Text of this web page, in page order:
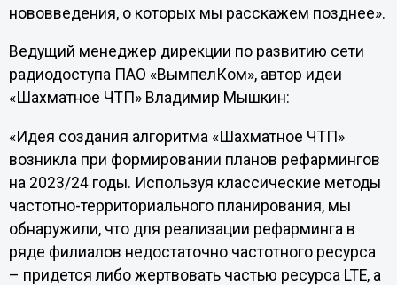
нововведения, о которых мы расскажем позднее».
Ведущий менеджер дирекции по развитию сети
радиодоступа ПАО «ВымпелКом», автор идеи
«Шахматное ЧТП» Владимир Мышкин:
«Идея создания алгоритма «Шахматное ЧТП»
возникла при формировании планов рефармингов
на 2023/24 годы. Используя классические методы
частотно-территориального планирования, мы
обнаружили, что для реализации рефарминга в
ряде филиалов недостаточно частотного ресурса
– придется либо жертвовать частью ресурса LTE, а